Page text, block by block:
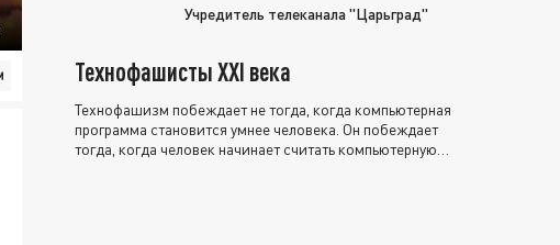
Учредитель телеканала "Царьград"
Технофашисты XXI века
Технофашизм побеждает не тогда, когда компьютерная
программа становится умнее человека. Он побеждает
тогда, когда человек начинает считать компьютерную